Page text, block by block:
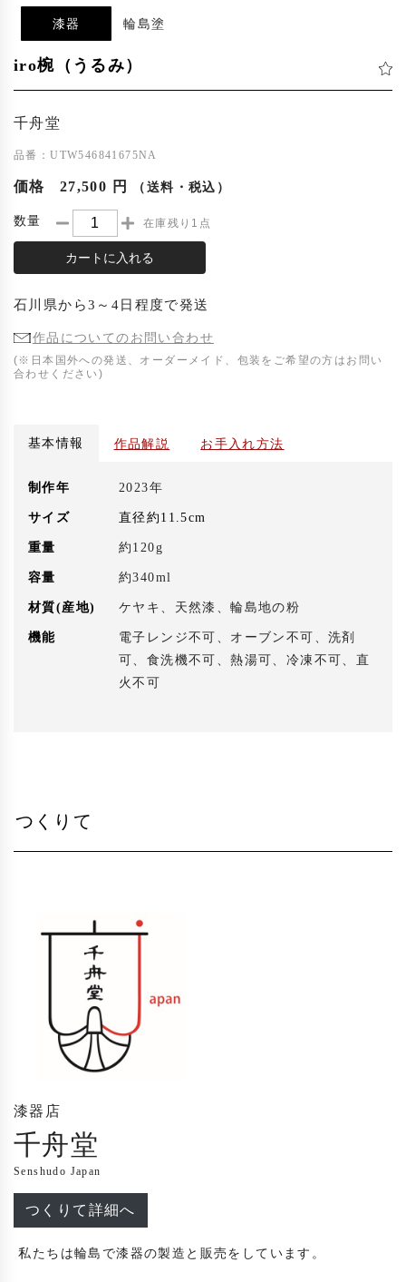
漆器 輪島塗
iro椀（うるみ）
千舟堂
品番：UTW546841675NA
価格 27,500 円 （送料・税込）
数量 在庫残り1点
カートに入れる
石川県から3～4日程度で発送
作品についてのお問い合わせ
(※日本国外への発送、オーダーメイド、包装をご希望の方はお問い
合わせください)
基本情報 作品解説 お手入れ方法
制作年 2023年
サイズ 直径約11.5cm
重量 約120g
容量 約340ml
材質(産地) ケヤキ、天然漆、輪島地の粉
機能
電子レンジ不可、オーブン不可、洗剤
可、食洗機不可、熱湯可、冷凍不可、直
火不可
つくりて
漆器店
千舟堂
Senshudo Japan
つくりて詳細へ
私たちは輪島で漆器の製造と販売をしています。